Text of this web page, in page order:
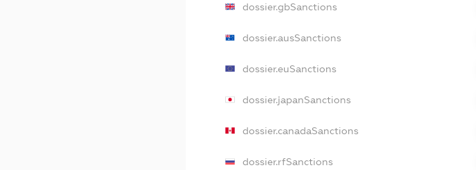
dossier.gbSanctions
dossier.ausSanctions
dossier.euSanctions
dossier.japanSanctions
dossier.canadaSanctions
dossier.rfSanctions